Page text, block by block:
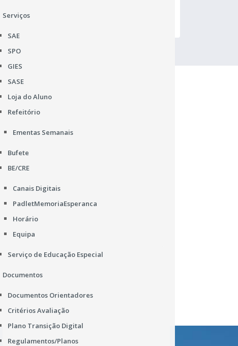
Serviços
SAE
SPO
GIES
SASE
Loja do Aluno
Refeitório
Ementas Semanais
Bufete
BE/CRE
Canais Digitais
PadletMemoriaEsperanca
Horário
Equipa
Serviço de Educação Especial
Documentos
Documentos Orientadores
Critérios Avaliação
Plano Transição Digital
Regulamentos/Planos